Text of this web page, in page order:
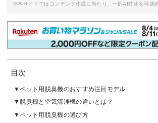
※本サイトではコンテンツ作成に当たり、一部AI技術を補助
目次
ペット用脱臭機のおすすめ注目モデル
脱臭機と空気清浄機の違いとは？
ペット用脱臭機の選び方